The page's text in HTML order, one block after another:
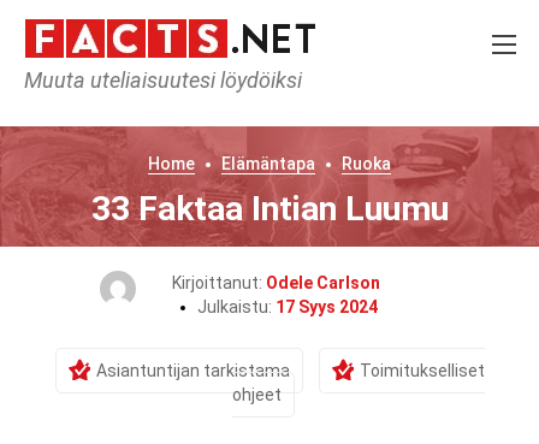
Muuta uteliaisuutesi löydöiksi
Home Elämäntapa Ruoka
33 Faktaa Intian Luumu
Kirjoittanut: Odele Carlson
Julkaistu: 17 Syys 2024
Asiantuntijan tarkistama
Toimitukselliset
ohjeet